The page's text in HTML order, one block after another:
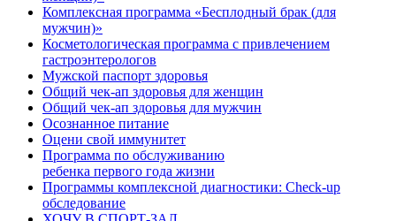
Комплексная программа «Бесплодный брак (для
мужчин)»
Косметологическая программа с привлечением
гастроэнтерологов
Мужской паспорт здоровья
Общий чек-ап здоровья для женщин
Общий чек-ап здоровья для мужчин
Осознанное питание
Оцени свой иммунитет
Программа по обслуживанию
ребенка первого года жизни
Программы комплексной диагностики: Check-up
обследование